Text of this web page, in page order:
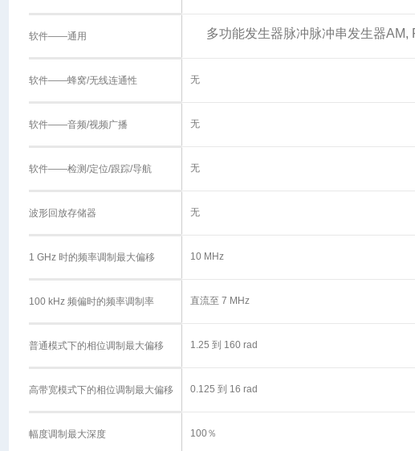
软件——通用 多功能发生器脉冲脉冲串发生器AM,
软件——蜂窝/无线连通性 无
软件——音频/视频广播 无
软件——检测/定位/跟踪/导航 无
波形回放存储器 无
1 GHz 时的频率调制最大偏移 10 MHz
100 kHz 频偏时的频率调制率 直流至 7 MHz
普通模式下的相位调制最大偏移 1.25 到 160 rad
高带宽模式下的相位调制最大偏移 0.125 到 16 rad
幅度调制最大深度 100％